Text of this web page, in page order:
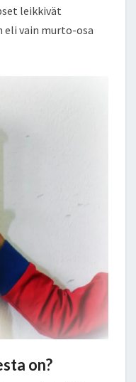
leikkivät
eli vain murto-osa
on?